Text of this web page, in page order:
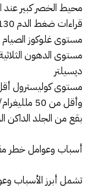
محيط الخصر كبير عند
قراءات ضغط الدم 80/130 أو أعلى.
مستوى غلوكوز الصيام يزيد عن 100
ديسيلتر
وأقل من 50 ملليغرام/ ديسيلتر عند النساء.
بقع من الجلد الداكن
أسباب وعوامل خطر
تشمل أبرز الأسباب